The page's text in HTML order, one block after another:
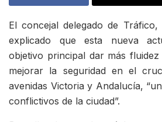
El concejal delegado de
explicado que esta nueva
objetivo principal dar más
mejorar la seguridad en el
avenidas Victoria y Andalucía,
conflictivos de la ciudad”.